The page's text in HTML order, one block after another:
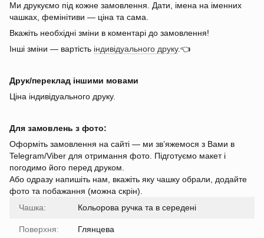
Ми друкуємо під кожне замовлення. Дати, імена на іменних
чашках, фемінітиви — ціна та сама.
Вкажіть необхідні зміни в коментарі до замовлення!
Інші зміни — вартість індивідуального друку.👈
Друк/переклад іншими мовами
Ціна індивідуального друку.
Для замовлень з фото:
Оформіть замовлення на сайті — ми зв’яжемося з Вами в
Telegram/Viber для отримання фото. Підготуємо макет і
погодимо його перед друком.
Або одразу напишіть нам, вкажіть яку чашку обрали, додайте
фото та побажання (можна скрін).
Чашка:
Кольорова ручка та в середені
Поверхня: Глянцева